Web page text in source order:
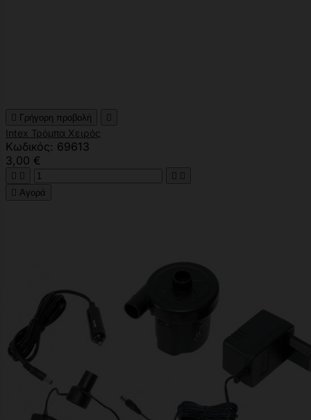
 Γρήγορη προβολή 
Intex Τρόμπα Χειρός
Κωδικός: 69613
3,00 €
   
 Αγορά